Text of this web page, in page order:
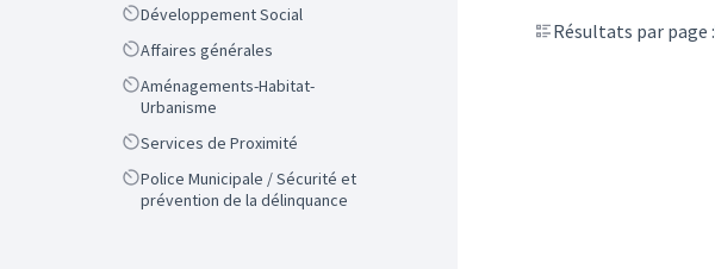
ScopeDéveloppement Social
ScopeAffaires générales
Scope
Aménagements-Habitat-
Urbanisme
ScopeServices de Proximité
Scope
Police Municipale / Sécurité et
prévention de la délinquance
Résultats par page :